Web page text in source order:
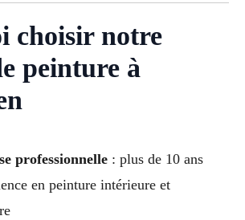
choisir notre
peinture à
professionnelle: plus de 10 ans
en peinture intérieure et